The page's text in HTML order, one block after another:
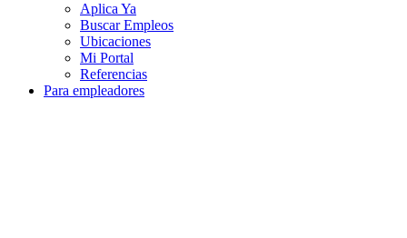
Aplica Ya
Buscar Empleos
Ubicaciones
Mi Portal
Referencias
Para empleadores